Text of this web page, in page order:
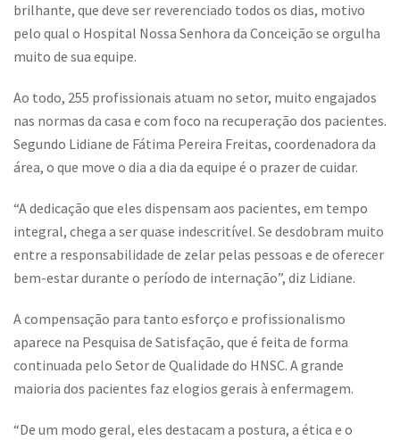
brilhante, que deve ser reverenciado todos os dias, motivo
pelo qual o Hospital Nossa Senhora da Conceição se orgulha
muito de sua equipe.
Ao todo, 255 profissionais atuam no setor, muito engajados
nas normas da casa e com foco na recuperação dos pacientes.
Segundo Lidiane de Fátima Pereira Freitas, coordenadora da
área, o que move o dia a dia da equipe é o prazer de cuidar.
“A dedicação que eles dispensam aos pacientes, em tempo
integral, chega a ser quase indescritível. Se desdobram muito
entre a responsabilidade de zelar pelas pessoas e de oferecer
bem-estar durante o período de internação”, diz Lidiane.
A compensação para tanto esforço e profissionalismo
aparece na Pesquisa de Satisfação, que é feita de forma
continuada pelo Setor de Qualidade do HNSC. A grande
maioria dos pacientes faz elogios gerais à enfermagem.
“De um modo geral, eles destacam a postura, a ética e o